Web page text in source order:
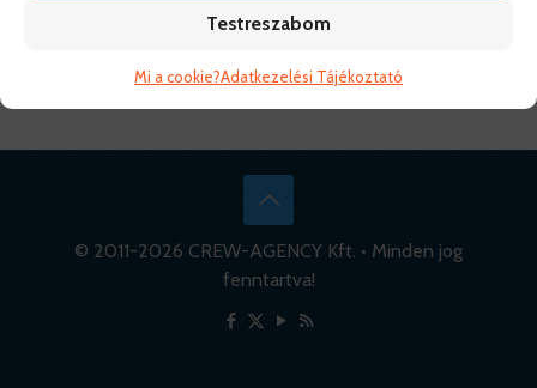
Testreszabom
Mi a cookie?Adatkezelési Tájékoztató
© 2011-2026 CREW-AGENCY Kft. • Minden jog
fenntartva!